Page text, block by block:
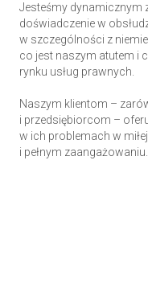
Jesteśmy dynamicznym
doświadczenie w
w szczególności z
co jest naszym atutem i
rynku usług prawnych.
Naszym klientom –
i przedsiębiorcom –
w ich problemach w
i pełnym zaangażowaniu.